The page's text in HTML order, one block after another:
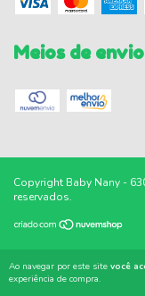
Ao navegar por este site você
experiência de compra.
Meios de envio
Copyright Baby Nany -
reservados.